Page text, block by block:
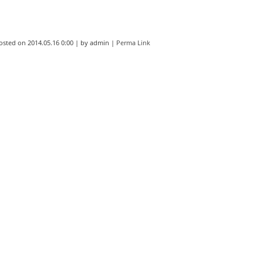
on 2014.05.16 0:00 | by admin | Perma Link